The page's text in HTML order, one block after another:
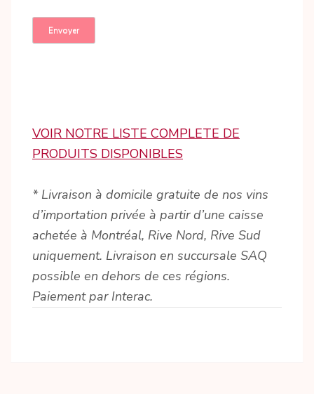
VOIR NOTRE LISTE COMPLETE DE
PRODUITS DISPONIBLES
* Livraison à domicile gratuite de nos vins
d’importation privée à partir d’une caisse
achetée à Montréal, Rive Nord, Rive Sud
uniquement. Livraison en succursale SAQ
possible en dehors de ces régions.
Paiement par Interac.